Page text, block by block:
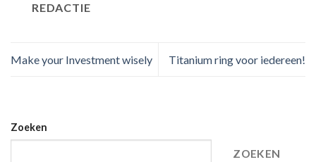
REDACTIE
Make your Investment wisely Titanium ring voor iedereen!
Zoeken
ZOEKEN